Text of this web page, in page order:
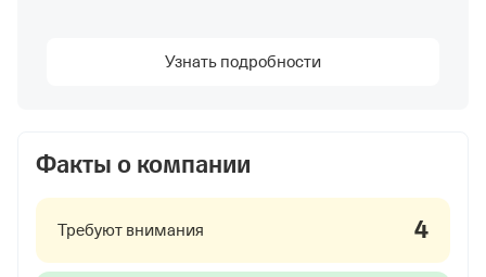
Узнать подробности
Факты о компании
Требуют внимания 4